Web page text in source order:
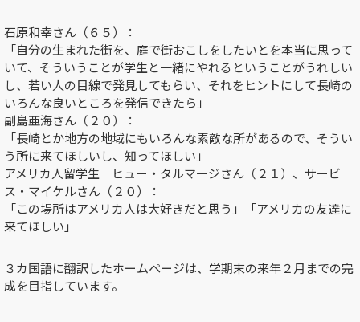
石原和幸さん（６５）：
「自分の生まれた街を、庭で街おこしをしたいとを本当に思って
いて、そういうことが学生と一緒にやれるということがうれしい
し、若い人の目線で発見してもらい、それをヒントにして長崎の
いろんな良いところを発信できたら」
副島亜海さん（２０）：
「長崎とか地方の地域にもいろんな素敵な所があるので、そうい
う所に来てほしいし、知ってほしい」
アメリカ人留学生 ヒュー・タルマージさん（２１）、サービ
ス・マイケルさん（２０）：
「この場所はアメリカ人は大好きだと思う」「アメリカの友達に
来てほしい」
３カ国語に翻訳したホームページは、学期末の来年２月までの完
成を目指しています。